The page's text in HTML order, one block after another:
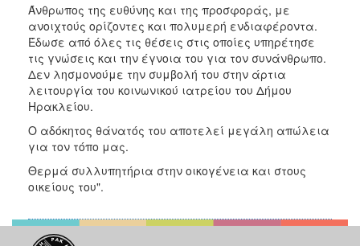
Άνθρωπος της ευθύνης και της προσφοράς, με
ανοιχτούς ορίζοντες και πολυμερή ενδιαφέροντα.
Έδωσε από όλες τις θέσεις στις οποίες υπηρέτησε
τις γνώσεις και την έγνοια του για τον συνάνθρωπο.
Δεν λησμονούμε την συμβολή του στην άρτια
λειτουργία του κοινωνικού ιατρείου του Δήμου
Ηρακλείου.
Ο αδόκητος θάνατός του αποτελεί μεγάλη απώλεια
για τον τόπο μας.
Θερμά συλλυπητήρια στην οικογένεια και στους
οικείους του".